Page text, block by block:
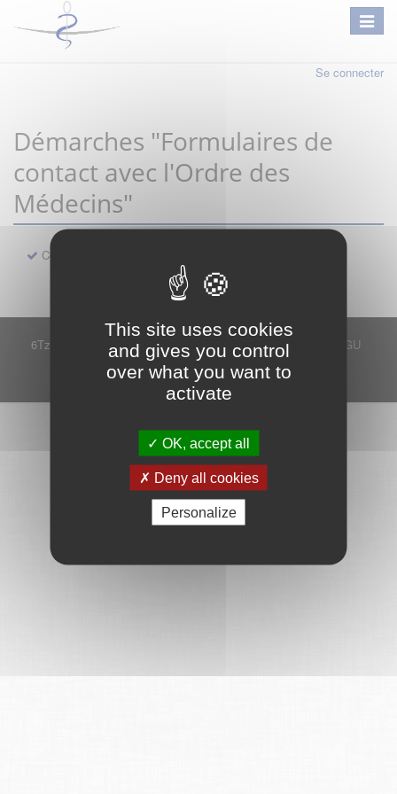
This site uses cookies
and gives you control
over what you want to
activate
OK, accept all
Deny all cookies
Personalize
Se connecter
Démarches "Formulaires de
contact avec l'Ordre des
Médecins"
Contact
6Tzen ©2015 - Tous droits réservés Mentions légales
CGU
Plan du site
FAQ
Contact
Ce service est proposé par6Tzen